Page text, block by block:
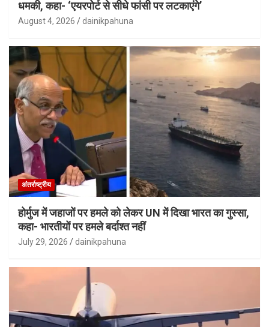
धमकी, कहा- ‘एयरपोर्ट से सीधे फांसी पर लटकाएंगे’
August 4, 2026 dainikpahuna
अंतर्राष्ट्रीय
होर्मुज में जहाजों पर हमले को लेकर UN में दिखा भारत का गुस्सा,
कहा- भारतीयों पर हमले बर्दाश्त नहीं
July 29, 2026 dainikpahuna